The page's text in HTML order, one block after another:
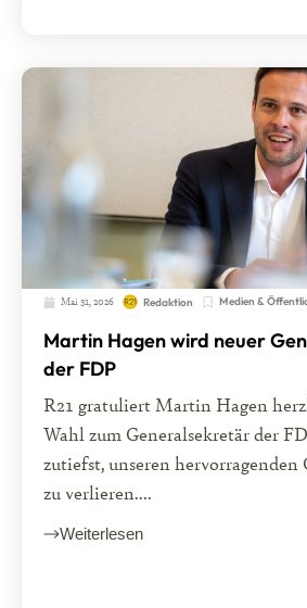
Mai 31, 2026 Redaktion Medien &
Martin Hagen wird neuer
der FDP
R21 gratuliert Martin Hagen
Wahl zum Generalsekretär der
zutiefst, unseren hervorragenden
zu verlieren....
Weiterlesen